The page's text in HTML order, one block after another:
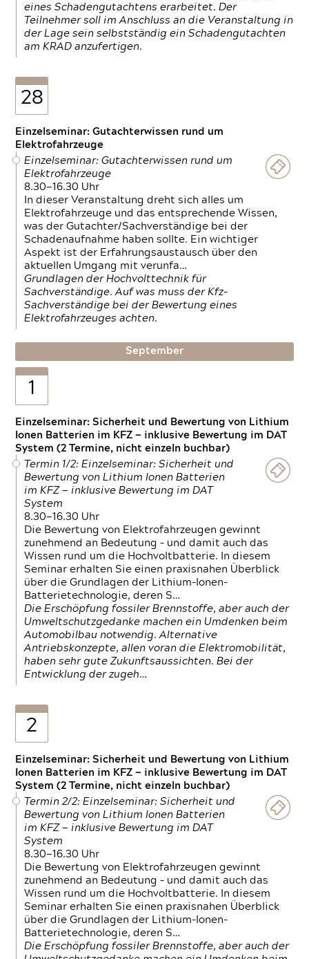
eines Schadengutachtens erarbeitet. Der
Teilnehmer soll im Anschluss an die Veranstaltung in
der Lage sein selbstständig ein Schadengutachten
am KRAD anzufertigen.
28
Einzelseminar: Gutachterwissen rund um
Elektrofahrzeuge
Einzelseminar: Gutachterwissen rund um
Elektrofahrzeuge
8.30—16.30 Uhr
In dieser Veranstaltung dreht sich alles um
Elektrofahrzeuge und das entsprechende Wissen,
was der Gutachter/Sachverständige bei der
Schadenaufnahme haben sollte. Ein wichtiger
Aspekt ist der Erfahrungsaustausch über den
aktuellen Umgang mit verunfa…
Grundlagen der Hochvolttechnik für
Sachverständige. Auf was muss der Kfz-
Sachverständige bei der Bewertung eines
Elektrofahrzeuges achten.
September
1
Einzelseminar: Sicherheit und Bewertung von Lithium
Ionen Batterien im KFZ — inklusive Bewertung im DAT
System (2 Termine, nicht einzeln buchbar)
Termin 1/2: Einzelseminar: Sicherheit und
Bewertung von Lithium Ionen Batterien
im KFZ — inklusive Bewertung im DAT
System
8.30—16.30 Uhr
Die Bewertung von Elektrofahrzeugen gewinnt
zunehmend an Bedeutung – und damit auch das
Wissen rund um die Hochvoltbatterie. In diesem
Seminar erhalten Sie einen praxisnahen Überblick
über die Grundlagen der Lithium-Ionen-
Batterietechnologie, deren S…
Die Erschöpfung fossiler Brennstoffe, aber auch der
Umweltschutzgedanke machen ein Umdenken beim
Automobilbau notwendig. Alternative
Antriebskonzepte, allen voran die Elektromobilität,
haben sehr gute Zukunftsaussichten. Bei der
Entwicklung der zugeh…
2
Einzelseminar: Sicherheit und Bewertung von Lithium
Ionen Batterien im KFZ — inklusive Bewertung im DAT
System (2 Termine, nicht einzeln buchbar)
Termin 2/2: Einzelseminar: Sicherheit und
Bewertung von Lithium Ionen Batterien
im KFZ — inklusive Bewertung im DAT
System
8.30—16.30 Uhr
Die Bewertung von Elektrofahrzeugen gewinnt
zunehmend an Bedeutung – und damit auch das
Wissen rund um die Hochvoltbatterie. In diesem
Seminar erhalten Sie einen praxisnahen Überblick
über die Grundlagen der Lithium-Ionen-
Batterietechnologie, deren S…
Die Erschöpfung fossiler Brennstoffe, aber auch der